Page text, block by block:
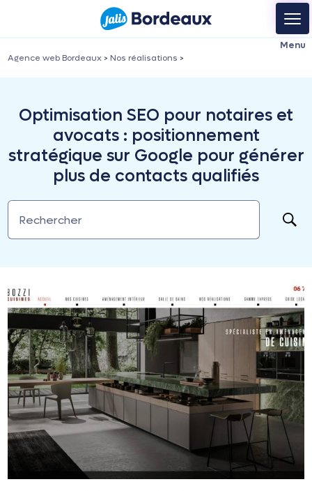
Agence web Bordeaux > Nos réalisations >
Optimisation SEO pour notaires et
avocats : positionnement
stratégique sur Google pour générer
plus de contacts qualifiés
Rechercher